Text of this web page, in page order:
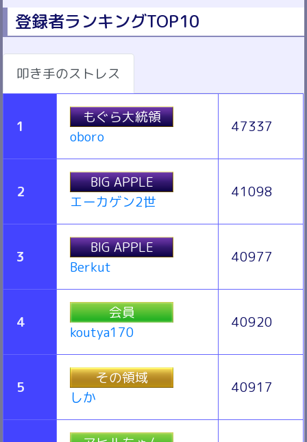
登録者ランキングTOP10
叩き手のストレス
1
もぐら大統領
oboro
47337
2
BIG APPLE
エーカゲン2世
41098
3
BIG APPLE
Berkut
40977
4
会員
koutya170
40920
5
その領域
しか
40917